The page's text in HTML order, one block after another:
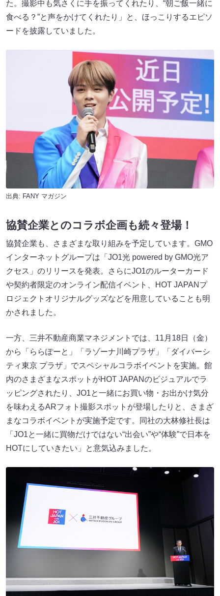
た。撮影中も気さくに手を振ってくれたり、“朝ご飯一緒に
食べる？”と声をかけてくれたり」と、ほっこりするエピソ
ードを披露していました。
出典: FANY マガジン
協賛企業とのコラボ企画も続々登場！
協賛企業も、さまざまな取り組みを予定しています。GMO
インターネットグループは「JO1光 powered by GMO光ア
クセス」のリリースを発表。さらにJO1のルーターカード
や契約者限定のオンライン配信イベント、HOT JAPANプ
ロジェクトオリジナルグッズなどを用意していることも明
かされました。
一方、三井不動産商業マネジメントでは、11月18日（金）
から「ららぽーと」「ラゾーナ川崎プラザ」「ダイバーシ
ティ東京 プラザ」でスペシャルコラボイベントを実施。館
内のさまざまなスポットがHOT JAPANのビジュアルでラ
ッピングされたり、JO1と一緒にお買い物・お出かけ気分
を味わえるARフォト撮影スポットが登場したりと、さまざ
まなコラボイベントが実施予定です。同社の大林修社長は
「JO1と一緒に買物だけではない“出会い”や“体験”で日本を
HOTにしていきたい」と意気込みました。